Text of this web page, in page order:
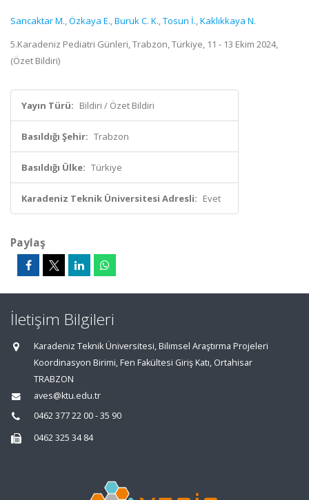
Sancaktar M.,Özkaya E.,Buruk C. K.,Tosun İ.,Kaklıkkaya N.
5.Karadeniz Pediatri Günleri, Trabzon, Türkiye, 11 - 13 Ekim 2024,
(Özet Bildiri)
Yayın Türü: Bildiri / Özet Bildiri
Basıldığı Şehir: Trabzon
Basıldığı Ülke: Türkiye
Karadeniz Teknik Üniversitesi Adresli: Evet
Paylaş
İletişim Bilgileri
Karadeniz Teknik Üniversitesi, Bilimsel Araştırma Projeleri
Koordinasyon Birimi, Fen Fakültesi Giriş Katı, Ortahisar
TRABZON
aves@ktu.edu.tr
0462 377 22 00 - 35 90
0462 325 34 84